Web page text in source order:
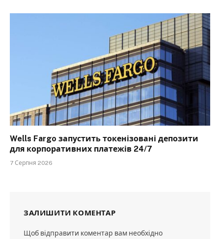
Wells Fargo запустить токенізовані депозити
для корпоративних платежів 24/7
7 Серпня 2026
ЗАЛИШИТИ КОМЕНТАР
Щоб відправити коментар вам необхідно